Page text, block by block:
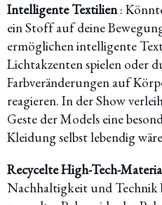
Intelligente Textilien:
ein Stoff auf deine
ermöglichen intelligente
Lichtakzenten spielen oder
Farbveränderungen auf
reagieren. In der Show
Geste der Models eine
Kleidung selbst lebendig
Recycelte High-Tech-
Nachhaltigkeit und Technik